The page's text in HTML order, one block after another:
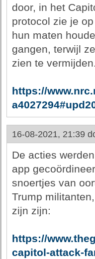
door, in het
protocol zie je
hun maten
gangen, terwijl
zien te vermijden.
https://
16-08-2021, 21:39
De acties
app
snoertjes van
Trump
zijn zijn:
https://
capitol-attack-